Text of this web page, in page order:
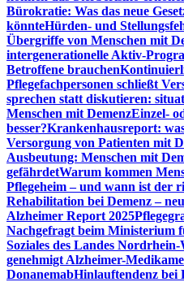
Bürokratie: Was das neue
könnteHürden- und
Übergriffe von Menschen mit
intergenerationelle Aktiv-
Betroffene brauchen
Pflegefachpersonen schließt
sprechen statt diskutieren:
Menschen mit DemenzEinzel-
besser?Krankenhausreport:
Versorgung von Patienten mit
Ausbeutung: Menschen mit
gefährdetWarum kommen
Pflegeheim – und wann ist der
Rehabilitation bei Demenz –
Alzheimer Report 2025
Nachgefragt beim Ministerium
Soziales des Landes Nordrhein-
genehmigt Alzheimer-
DonanemabHinlauftendenz bei